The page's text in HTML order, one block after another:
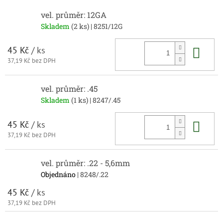
vel. průměr: 12GA
Skladem (2 ks) | 8251/12G
45 Kč / ks
37,19 Kč bez DPH
vel. průměr: .45
Skladem (1 ks) | 8247/.45
45 Kč / ks
37,19 Kč bez DPH
vel. průměr: .22 - 5,6mm
Objednáno | 8248/.22
45 Kč / ks
37,19 Kč bez DPH